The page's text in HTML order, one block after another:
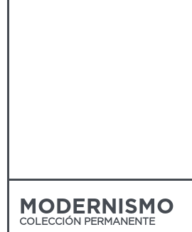
MODERNISMO
COLECCIÓN PERMANENTE